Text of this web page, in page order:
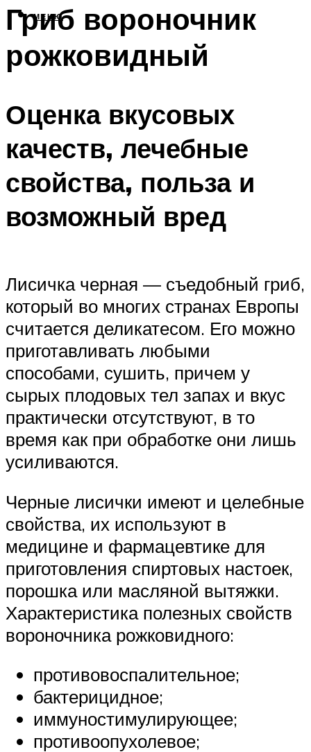
МЕНЮ
Гриб вороночник
рожковидный
Оценка вкусовых
качеств, лечебные
свойства, польза и
возможный вред
Лисичка черная — съедобный гриб,
который во многих странах Европы
считается деликатесом. Его можно
приготавливать любыми
способами, сушить, причем у
сырых плодовых тел запах и вкус
практически отсутствуют, в то
время как при обработке они лишь
усиливаются.
Черные лисички имеют и целебные
свойства, их используют в
медицине и фармацевтике для
приготовления спиртовых настоек,
порошка или масляной вытяжки.
Характеристика полезных свойств
вороночника рожковидного:
противовоспалительное;
бактерицидное;
иммуностимулирующее;
противоопухолевое;